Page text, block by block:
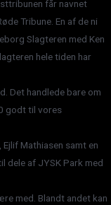
får navnet
Tribune. En af de ni
Slagteren med Ken
hele tiden har
Det handlede bare om
godt til vores
Ejlif Mathiasen samt en
dele af JYSK Park med
med. Blandt andet kan